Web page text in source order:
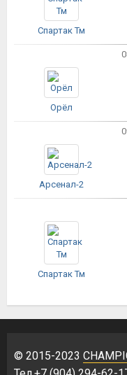
Спартак Тм
Орёл
Арсенал-2
Спартак Тм
© 2015-2023